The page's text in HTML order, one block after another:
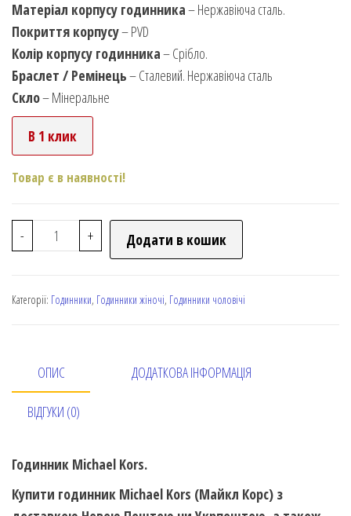
Матеріал корпусу годинника– Нержавіюча сталь.
Покриття корпусу– PVD
Колір корпусу годинника– Срібло.
Браслет / Ремінець– Сталевий. Нержавіюча сталь
Скло– Мінеральне
В 1 клик
Товар є в наявності!
- + Додати в кошик
Категорії: Годинники, Годинники жіночі, Годинники чоловічі
ОПИС ДОДАТКОВА ІНФОРМАЦІЯ
ВІДГУКИ (0)
Годинник Michael Kors.
Купити годинник Michael Kors (Майкл Корс) з